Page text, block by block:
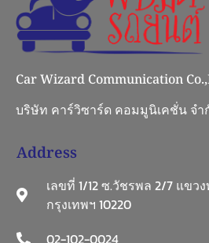
Car Wizard Communication
บริษัท คาร์วิซาร์ด คอมมูนิเคชั่น จำ
Address
เลขที่ 1/12 ซ.วัชรพล 2/7 แขว
กรุงเทพฯ 10220
02-102-0024